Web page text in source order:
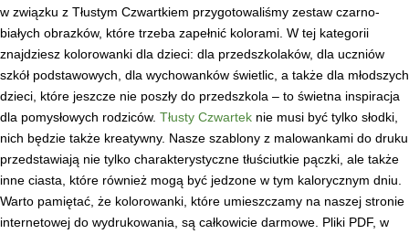
w związku z Tłustym Czwartkiem przygotowaliśmy zestaw czarno-
białych obrazków, które trzeba zapełnić kolorami. W tej kategorii
znajdziesz kolorowanki dla dzieci: dla przedszkolaków, dla uczniów
szkół podstawowych, dla wychowanków świetlic, a także dla młodszych
dzieci, które jeszcze nie poszły do przedszkola – to świetna inspiracja
dla pomysłowych rodziców. Tłusty Czwartek nie musi być tylko słodki,
nich będzie także kreatywny. Nasze szablony z malowankami do druku
przedstawiają nie tylko charakterystyczne tłuściutkie pączki, ale także
inne ciasta, które również mogą być jedzone w tym kalorycznym dniu.
Warto pamiętać, że kolorowanki, które umieszczamy na naszej stronie
internetowej do wydrukowania, są całkowicie darmowe. Pliki PDF, w